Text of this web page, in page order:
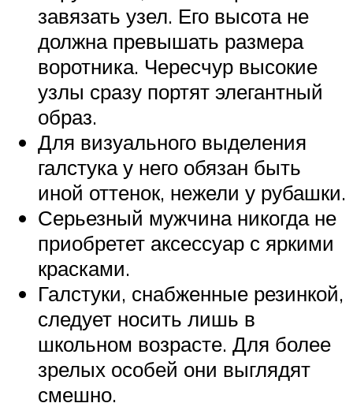
завязать узел. Его высота не
должна превышать размера
воротника. Чересчур высокие
узлы сразу портят элегантный
образ.
Для визуального выделения
галстука у него обязан быть
иной оттенок, нежели у рубашки.
Серьезный мужчина никогда не
приобретет аксессуар с яркими
красками.
Галстуки, снабженные резинкой,
следует носить лишь в
школьном возрасте. Для более
зрелых особей они выглядят
смешно.